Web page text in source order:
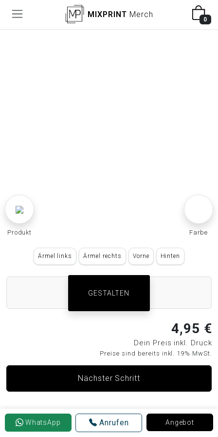
MIXPRINT Merch
0
WhatsApp Anrufen Angebot
Produkt Farbe
Ärmel links Ärmel rechts Vorne Hinten
GESTALTEN
4,95 €
Dein Preis inkl. Druck
Preise sind bereits inkl. 19% MwSt.
Nächster Schritt